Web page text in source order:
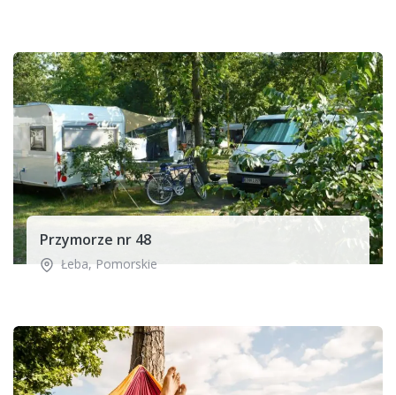
Przymorze nr 48
Łeba, Pomorskie